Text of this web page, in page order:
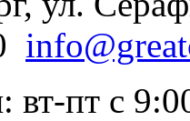
вт-пт с